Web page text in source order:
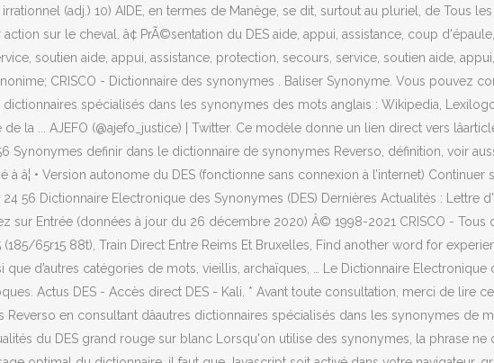
(adj.) 10) AIDE, en termes de Manège, se dit, surtout au pluriel, de Tous
sur le cheval. â¢ PrÃ©sentation du DES aide, appui, assistance, coup
soutien aide, appui, assistance, protection, secours, service, soutien aide,
CRISCO - Dictionnaire des synonymes . Baliser Synonyme. Vous pouvez
dictionnaires spécialisés dans les synonymes des mots anglais : Wikipedia,
la ... AJEFO (@ajefo_justice) | Twitter. Ce modèle donne un lien direct vers
Synonymes definir dans le dictionnaire de synonymes Reverso, définition, voir
â¦ • Version autonome du DES (fonctionne sans connexion à l’internet)
56 Dictionnaire Electronique des Synonymes (DES) Dernières Actualités : Lettre
sur Entrée (données à jour du 26 décembre 2020) Â© 1998-2021 CRISCO - Tous
65r15 88t), Train Direct Entre Reims Et Bruxelles, Find another word for
d’autres catégories de mots, vieillis, archaïques, … Le Dictionnaire
Actus DES - Accès direct DES - Kali. * Avant toute consultation, merci de lire
en consultant dâautres dictionnaires spécialisés dans les synonymes de
du DES grand rouge sur blanc Lorsqu'on utilise des synonymes, la phrase ne